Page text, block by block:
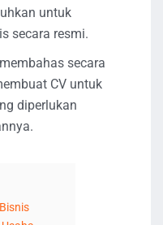
untuk
secara resmi.
secara
CV untuk
diperlukan